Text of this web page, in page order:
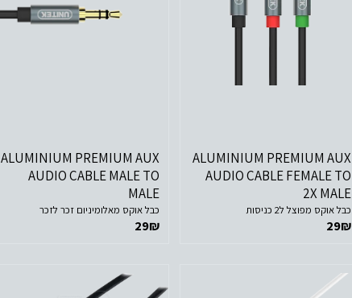
ALUMINIUM PREMIUM AUX
AUDIO CABLE FEMALE TO
2X MALE
כבל אוקס מפוצל ל2 כניסות
29₪
ALUMINIUM PREMIUM AUX
AUDIO CABLE MALE TO
MALE
כבל אוקס מאלומיניום זכר לזכר
29₪